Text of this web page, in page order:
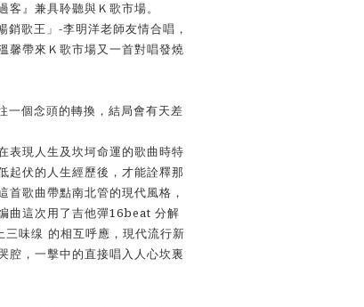
客』兼具聆聽與Ｋ歌市場。
銷歌王」 -李明洋老師友情合唱，
馨帶來Ｋ歌市場又一首對唱發燒
一個念頭的轉換，結局會有天差
表現人生及坎坷命運的歌曲時特
起伏的人生經歷後，才能詮釋那
首歌曲帶點南北管的現代風格，
曲這次用了吉他彈16beat 分解
味缐 的相互呼應，現代流行新
腔，一擊中的直接唱入人心坎裏